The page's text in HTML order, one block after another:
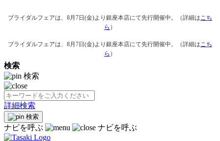
ブライダルフェアは、8月7日(金)より銀座本店にて先行開催中。（詳細はこち
ら ）
ブライダルフェアは、8月7日(金)より銀座本店にて先行開催中。（詳細はこち
ら ）
検索
検索
詳細検索
検索
ナビを呼ぶ ナビを呼ぶ